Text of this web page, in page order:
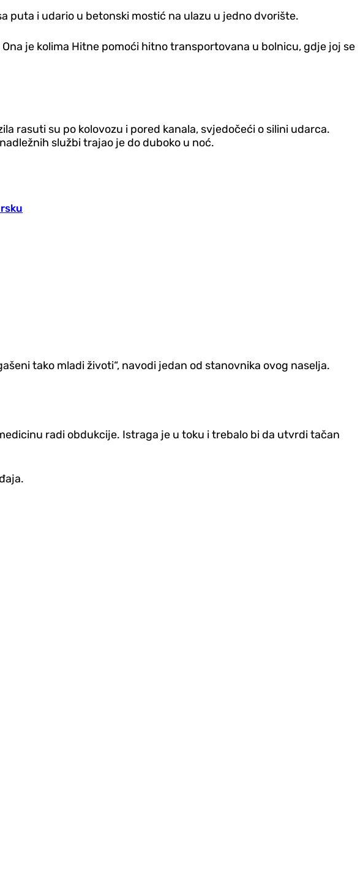
puta i udario u betonski mostić na ulazu u jedno dvorište.
je kolima Hitne pomoći hitno transportovana u bolnicu, gd‌je joj se
rasuti su po kolovozu i pored kanala, svjedočeći o silini udarca.
službi trajao je do duboko u noć.
tako mladi životi“, navodi jedan od stanovnika ovog naselja.
radi obdukcije. Istraga je u toku i trebalo bi da utvrdi tačan